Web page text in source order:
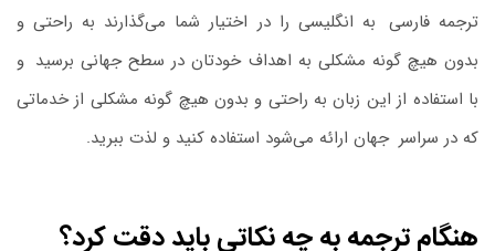
ترجمه فارسی به انگلیسی را در اختیار شما می‌گذارند به ‌راحتی و
بدون هیچ‌ گونه مشکلی به اهداف خودتان در سطح جهانی برسید و
با استفاده از این زبان به‌ راحتی و بدون هیچ‌ گونه مشکلی از خدماتی
که در سراسر جهان ارائه می‌شود استفاده کنید و لذت ببرید.
هنگام ترجمه به چه نکاتی باید دقت کرد؟